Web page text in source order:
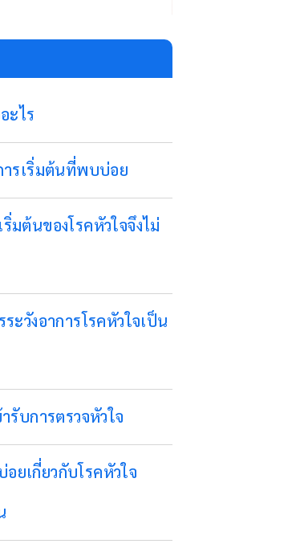
ะไร
ารเริ่มต้นที่พบบ่อย
มต้นของโรคหัวใจจึงไม่
ะวังอาการโรคหัวใจเป็น
รับการตรวจหัวใจ
ยเกี่ยวกับโรคหัวใจ